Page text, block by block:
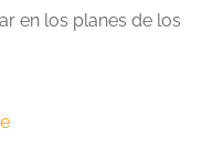
en los planes de los